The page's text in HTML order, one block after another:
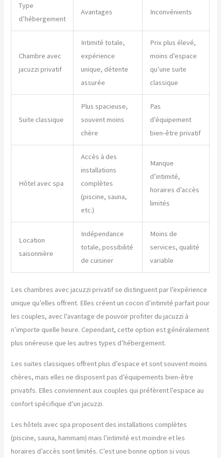
Type
d’hébergement
Avantages Inconvénients
Chambre avec
jacuzzi privatif
Intimité totale,
expérience
unique, détente
assurée
Prix plus élevé,
moins d’espace
qu’une suite
classique
Suite classique
Plus spacieuse,
souvent moins
chère
Pas
d’équipement
bien-être privatif
Hôtel avec spa
Accès à des
installations
complètes
(piscine, sauna,
etc.)
Manque
d’intimité,
horaires d’accès
limités
Location
saisonnière
Indépendance
totale, possibilité
de cuisiner
Moins de
services, qualité
variable
Les chambres avec jacuzzi privatif se distinguent par l’expérience
unique qu’elles offrent. Elles créent un cocon d’intimité parfait pour
les couples, avec l’avantage de pouvoir profiter du jacuzzi à
n’importe quelle heure. Cependant, cette option est généralement
plus onéreuse que les autres types d’hébergement.
Les suites classiques offrent plus d’espace et sont souvent moins
chères, mais elles ne disposent pas d’équipements bien-être
privatifs. Elles conviennent aux couples qui préfèrent l’espace au
confort spécifique d’un jacuzzi.
Les hôtels avec spa proposent des installations complètes
(piscine, sauna, hammam) mais l’intimité est moindre et les
horaires d’accès sont limités. C’est une bonne option si vous